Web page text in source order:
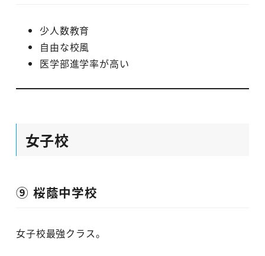
少人数教育
自由な校風
医学部進学率が高い
女子校
⑨ 桜蔭中学校
女子校最強クラス。